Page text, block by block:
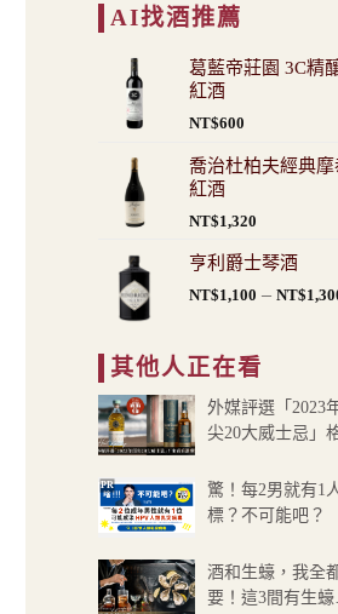
AI找酒推薦
葛藍帝莊園 3C精
紅酒
NT$600
喬治杜柏夫經典摩
紅酒
NT$1,320
亨利爵士琴酒
NT$1,100 – NT$
其他人正在看
外媒評選「2023
尖20大威士忌」格
驚！每2男就有1
標？不可能吧？
PR
酒和生蠔，我全
要！這3間有生蠔